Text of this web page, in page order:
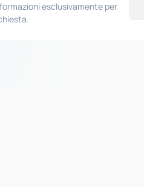
esclusivamente per